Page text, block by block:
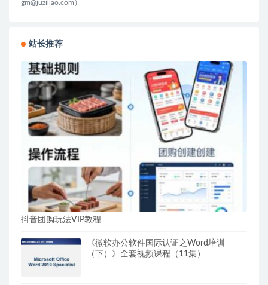
gm@juziliao.com）
站长推荐
抖音团购玩法VIP教程
《微软办公软件国际认证之Word培训
（下）》全套视频课程（11集）